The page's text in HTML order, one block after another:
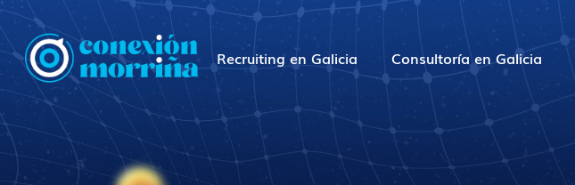
ConexionMorrina Recruiting en Galicia Consultoría en Galicia